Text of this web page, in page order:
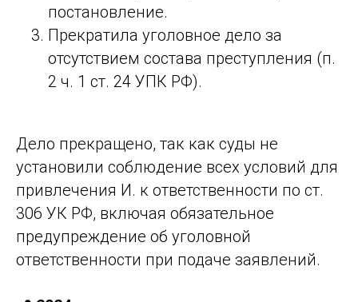
постановление.
Прекратила уголовное дело за
отсутствием состава преступления (п.
2 ч. 1 ст. 24 УПК РФ).
Дело прекращено, так как суды не
установили соблюдение всех условий для
привлечения И. к ответственности по ст.
306 УК РФ, включая обязательное
предупреждение об уголовной
ответственности при подаче заявлений.